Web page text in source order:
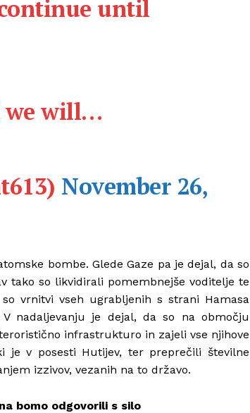
until
we will…
November 26,
bombe. Glede Gaze pa je dejal, da so
tako so likvidirali pomembnejše voditelje te
vrnitvi vseh ugrabljenih s strani Hamasa
nadaljevanju je dejal, da so na območju
infrastrukturo in zajeli vse njihove
je v posesti Hutijev, ter preprečili številne
izzivov, vezanih na to državo.
bomo odgovorili s silo